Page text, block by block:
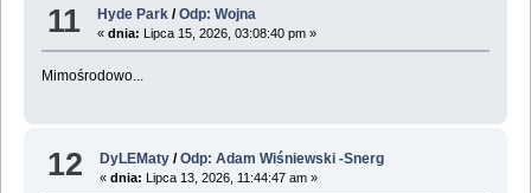
11 Hyde Park /Odp: Wojna
«dnia: Lipca 15, 2026, 03:08:40 pm »
Mimośrodowo...
12 DyLEMaty /Odp: Adam Wiśniewski -Snerg
«dnia: Lipca 13, 2026, 11:44:47 am »